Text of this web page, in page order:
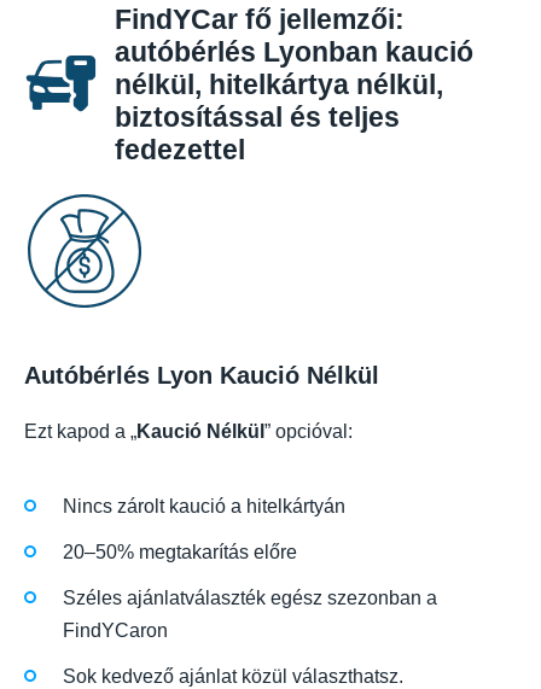
FindYCar fő jellemzői:
autóbérlés Lyonban kaució
nélkül, hitelkártya nélkül,
biztosítással és teljes
fedezettel
Autóbérlés Lyon Kaució Nélkül
Ezt kapod a „Kaució Nélkül ” opcióval:
Nincs zárolt kaució a hitelkártyán
20–50% megtakarítás előre
Széles ajánlatválaszték egész szezonban a
FindYCaron
Sok kedvező ajánlat közül választhatsz.